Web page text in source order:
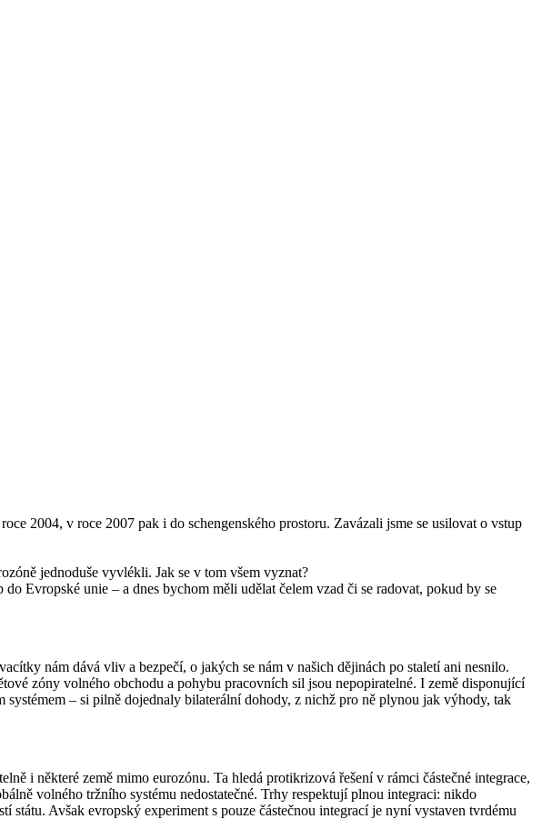
2004, v roce 2007 pak i do schengenského prostoru. Zavázali jsme se usilovat o vstup
jednoduše vyvlékli. Jak se v tom všem vyznat?
Evropské unie – a dnes bychom měli udělat čelem vzad či se radovat, pokud by se
nám dává vliv a bezpečí, o jakých se nám v našich dějinách po staletí ani nesnilo.
zóny volného obchodu a pohybu pracovních sil jsou nepopiratelné. I země disponující
– si pilně dojednaly bilaterální dohody, z nichž pro ně plynou jak výhody, tak
i některé země mimo eurozónu. Ta hledá protikrizová řešení v rámci částečné integrace,
volného tržního systému nedostatečné. Trhy respektují plnou integraci: nikdo
Avšak evropský experiment s pouze částečnou integrací je nyní vystaven tvrdému